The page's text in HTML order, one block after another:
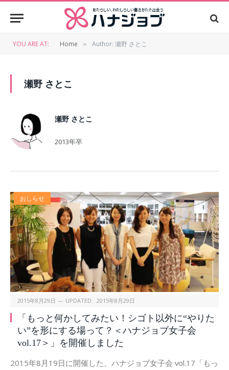
YOU ARE AT: Home » Author: 瀬野 さとこ
瀬野 さとこ
瀬野 さとこ
2013年卒
おしらせ
2015年8月29日 UPDATED: 2015年8月29日
「もっと何かしてみたい！シゴト以外に“やりた
い”を形にする場って？＜ハナジョブ女子会
vol.17＞」を開催しました
2015年8月19日に開催した、ハナジョブ女子会 vol.17「もっ